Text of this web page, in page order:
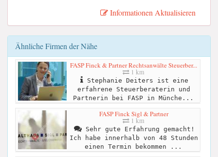
Informationen Aktualisieren
Ähnliche Firmen der Nähe
FASP Finck & Partner Rechtsanwälte Steuerber...
1 km
Stephanie Deiters ist eine
erfahrene Steuerberaterin und
Partnerin bei FASP in Münche...
FASP Finck Sigl & Partner
1 km
Sehr gute Erfahrung gemacht!
Ich habe innerhalb von 48 Stunden
einen Termin bekommen ...